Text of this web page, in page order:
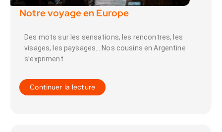
Notre voyage en Europe
Des mots sur les sensations, les rencontres, les
visages, les paysages… Nos cousins en Argentine
s’expriment.
Continuer la lecture